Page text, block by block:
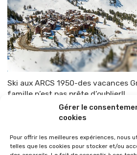
Gérer le
cookies
Pour offrir les meilleures expériences, nous
telles que les cookies pour stocker et/ou
Ski aux ARCS 1950-des vacances
famille n’est pas prête d’oublier!!
AUDREY GALDEANO 7 décembre 2019